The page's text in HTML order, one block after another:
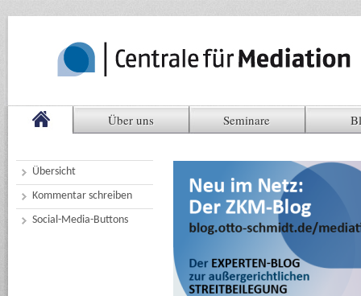
Über uns Seminare
Übersicht
Kommentar schreiben
Social-Media-Buttons